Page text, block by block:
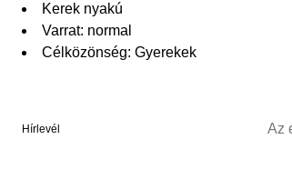
Kerek nyakú
Varrat: normal
Célközönség: Gyerekek
Hírlevél